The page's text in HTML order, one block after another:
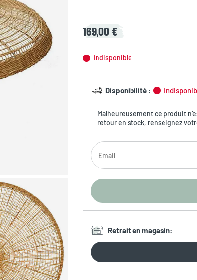
169,00 €
Indisponible
Disponibilité :
Malheureusement ce produit
retour en stock, renseignez
Retrait en magasin: